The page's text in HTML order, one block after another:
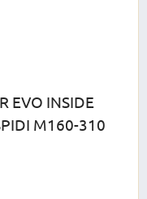
EVO INSIDE
M160-310